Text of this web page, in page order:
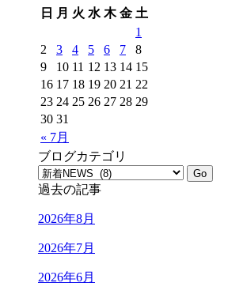
日
月 火 水 木 金 土
« 7月
1
2
3 4 5 6 7
8
9
10 11 12 13 14 15
16 17 18 19 20 21 22
23 24 25 26 27 28 29
30 31
ブログカテゴリ
過去の記事
2026年8月
2026年7月
2026年6月